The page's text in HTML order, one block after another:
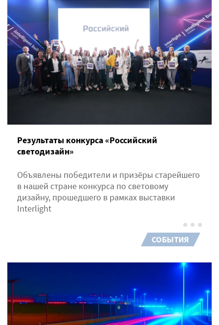
Результаты конкурса «Российский
светодизайн»
Объявлены победители и призёры старейшего
в нашей стране конкурса по световому
дизайну, прошедшего в рамках выставки
Interlight
СОБЫТИЯ